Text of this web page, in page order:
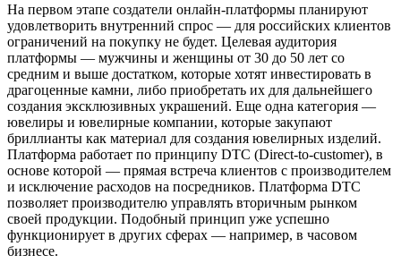
На первом этапе создатели онлайн-платформы планируют
удовлетворить внутренний спрос — для российских клиентов
ограничений на покупку не будет. Целевая аудитория
платформы — мужчины и женщины от 30 до 50 лет со
средним и выше достатком, которые хотят инвестировать в
драгоценные камни, либо приобретать их для дальнейшего
создания эксклюзивных украшений. Еще одна категория —
ювелиры и ювелирные компании, которые закупают
бриллианты как материал для создания ювелирных изделий.
Платформа работает по принципу DTC (Direct-to-customer), в
основе которой — прямая встреча клиентов с производителем
и исключение расходов на посредников. Платформа DTC
позволяет производителю управлять вторичным рынком
своей продукции. Подобный принцип уже успешно
функционирует в других сферах — например, в часовом
бизнесе.